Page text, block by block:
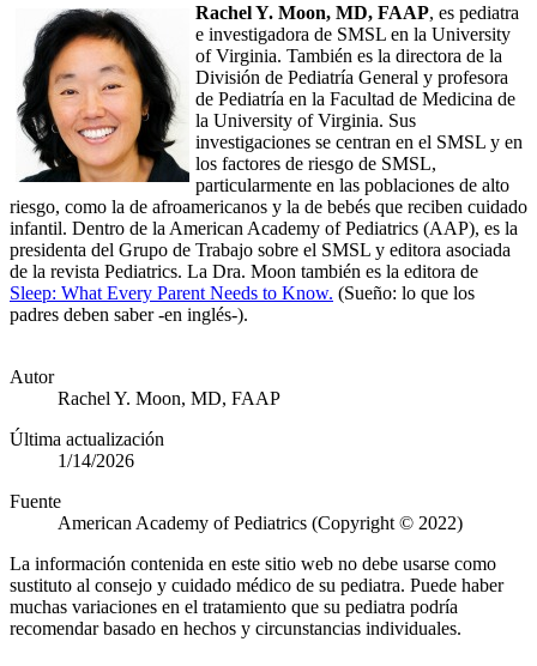
Rachel Y. Moon, MD, FAAP, es pediatra
e investigadora de SMSL en la University
of Virginia. También es la directora de la
División de Pediatría General y profesora
de Pediatría en la Facultad de Medicina de
la University of Virginia. Sus
investigaciones se centran en el SMSL y en
los factores de riesgo de SMSL,
particularmente en las poblaciones de alto
riesgo, como la de afroamericanos y la de bebés que reciben cuidado
infantil. Dentro de la American Academy of Pediatrics (AAP), es la
presidenta del Grupo de Trabajo sobre el SMSL y editora asociada
de la revista Pediatrics. La Dra. Moon también es la editora de
Sleep: What Every Parent Needs to Know. (Sueño: lo que los
padres deben saber -en inglés-).
Autor
Rachel Y. Moon, MD, FAAP
Última actualización
1/14/2026
Fuente
American Academy of Pediatrics (Copyright © 2022)
La información contenida en este sitio web no debe usarse como
sustituto al consejo y cuidado médico de su pediatra. Puede haber
muchas variaciones en el tratamiento que su pediatra podría
recomendar basado en hechos y circunstancias individuales.